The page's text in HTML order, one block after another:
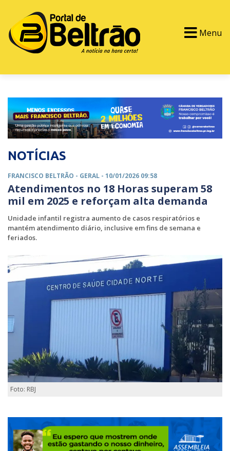
Menu
NOTÍCIAS
FRANCISCO BELTRÃO - GERAL - 10/01/2026 09:58
Atendimentos no 18 Horas superam 58
mil em 2025 e reforçam alta demanda
Unidade infantil registra aumento de casos respiratórios e
mantém atendimento diário, inclusive em fins de semana e
feriados.
Foto: RBJ